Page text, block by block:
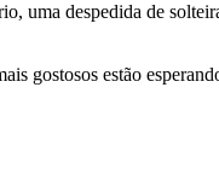
uma despedida de
gostosos estão